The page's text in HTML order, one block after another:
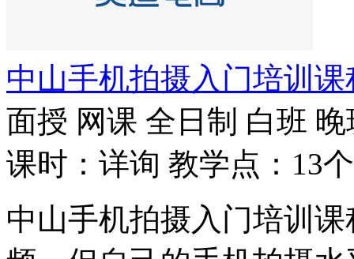
中山手机拍摄入门培训课
面授 网课 全日制 白班 晚
课时：详询 教学点：13个
中山手机拍摄入门培训